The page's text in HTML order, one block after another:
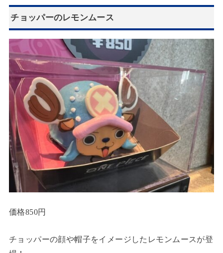
チョッパーのレモンムース
価格850円
チョッパーの顔や帽子をイメージしたレモンムースが登